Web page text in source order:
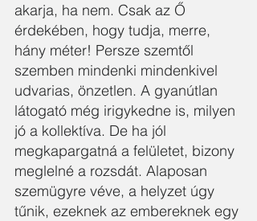
akarja, ha nem. Csak az Ő
érdekében, hogy tudja, merre,
hány méter! Persze szemtől
szemben mindenki mindenkivel
udvarias, önzetlen. A gyanútlan
látogató még irigykedne is, milyen
jó a kollektíva. De ha jól
megkapargatná a felületet, bizony
meglelné a rozsdát. Alaposan
szemügyre véve, a helyzet úgy
tűnik, ezeknek az embereknek egy